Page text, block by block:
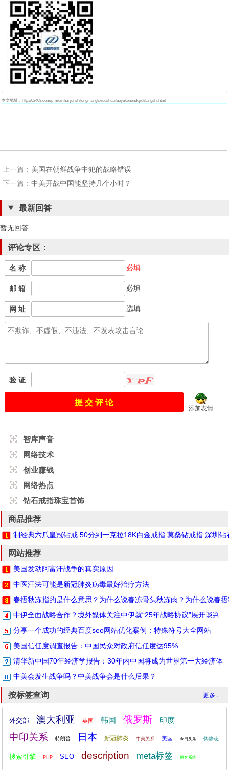
本文地址：http://02408.com/p-meirihanjunshitongmengtixideshuailuoyukenendejietifangshi.html
上一篇： 美国在朝鲜战争中犯的战略错误
下一篇： 中美开战中国能坚持几个小时？
最新回答
暂无回答
评论专区：
名 称 必填
邮 箱 必填
网 址 选填
验 证
添加表情
智库声音
网络技术
创业赚钱
网络热点
钻石戒指珠宝首饰
商品推荐
制经典六爪皇冠钻戒 50分到一克拉18K白金戒指 莫桑钻戒指 深圳钻
网站推荐
美国发动阿富汗战争的真实原因
中医汗法可能是新冠肺炎病毒最好治疗方法
春捂秋冻指的是什么意思？为什么说春冻骨头秋冻肉？为什么说春
中伊全面战略合作？境外媒体关注中伊就“25年战略协议”展开谈判
分享一个成功的经典百度seo网站优化案例：特殊符号大全网站
美国信任度调查报告：中国民众对政府信任度达95%
清华新中国70年经济学报告：30年内中国将成为世界第一大经济体
中美会发生战争吗？中美战争会是什么后果？
更多..
按标签查询
外交部 澳大利亚 英国 韩国 俄罗斯 印度
中印关系 特朗普 日本 新冠肺炎 中美关系 美国 今日头条 伪静态
搜索引擎 PHP SEO description meta标签 博客系统